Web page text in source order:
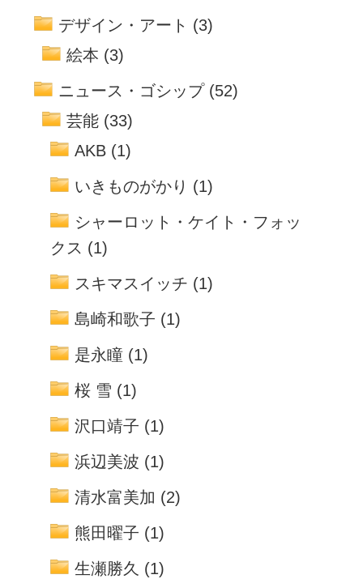
デザイン・アート (3)
絵本 (3)
ニュース・ゴシップ(52)
芸能 (33)
AKB (1)
いきものがかり (1)
シャーロット・ケイト・フォッ
クス (1)
スキマスイッチ (1)
島崎和歌子 (1)
是永瞳 (1)
桜 雪 (1)
沢口靖子 (1)
浜辺美波 (1)
清水富美加 (2)
熊田曜子 (1)
生瀬勝久 (1)